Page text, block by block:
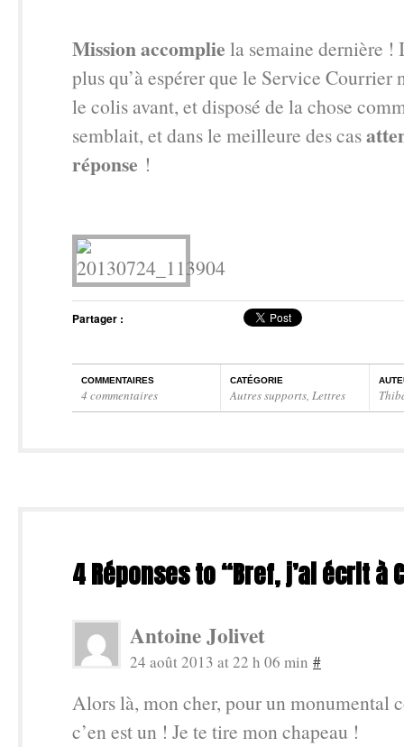
Mission accomplie la semaine dernière !
plus qu’à espérer que le Service Courrier
le colis avant, et disposé de la chose
semblait, et dans le meilleure des cas
réponse !
Partager :
COMMENTAIRES
4 commentaires
CATÉGORIE
Autres supports, Lettres
4 Réponses to “Bref, j’ai écrit à
Antoine Jolivet
24 août 2013 at 22 h 06 min #
Alors là, mon cher, pour un monumental
c’en est un ! Je te tire mon chapeau !